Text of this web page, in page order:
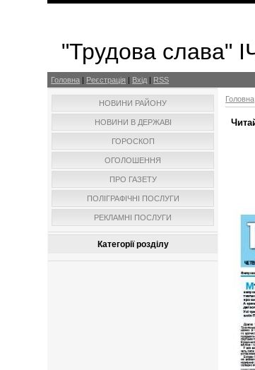
"Трудова слава"
Головна | Реєстрація | Вхід | RSS
НОВИНИ РАЙОНУ
НОВИНИ В ДЕРЖАВІ
ГОРОСКОП
ОГОЛОШЕННЯ
ПРО ГАЗЕТУ
ПОЛІГРАФІЧНІ ПОСЛУГИ
РЕКЛАМНІ ПОСЛУГИ
Категорії розділу
Головна